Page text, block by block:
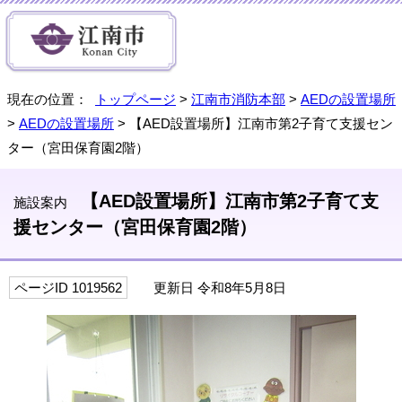
現在の位置： トップページ > 江南市消防本部 > AEDの設置場所
> AEDの設置場所 > 【AED設置場所】江南市第2子育て支援セン
ター（宮田保育園2階）
施設案内
【AED設置場所】江南市第2子育て支
援センター（宮田保育園2階）
ページID 1019562 更新日 令和8年5月8日